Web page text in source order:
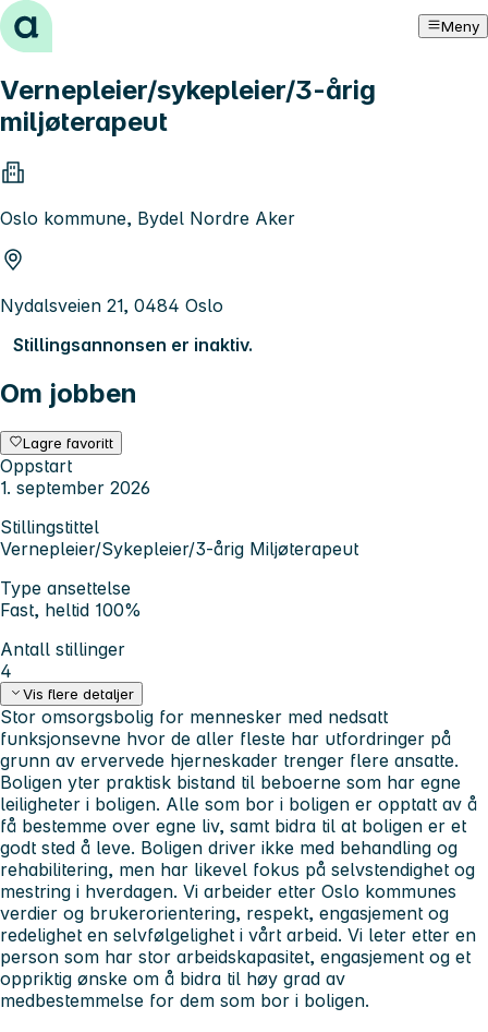
Hopp til innhold Meny
Vernepleier/sykepleier/3-årig
miljøterapeut
Oslo kommune, Bydel Nordre Aker
Nydalsveien 21, 0484 Oslo
Stillingsannonsen er inaktiv.
Om jobben
Lagre favoritt
Oppstart
1. september 2026
Stillingstittel
Vernepleier/Sykepleier/3-årig Miljøterapeut
Type ansettelse
Fast, heltid 100%
Antall stillinger
4
Vis flere detaljer
Stor omsorgsbolig for mennesker med nedsatt
funksjonsevne hvor de aller fleste har utfordringer på
grunn av ervervede hjerneskader trenger flere ansatte.
Boligen yter praktisk bistand til beboerne som har egne
leiligheter i boligen. Alle som bor i boligen er opptatt av å
få bestemme over egne liv, samt bidra til at boligen er et
godt sted å leve. Boligen driver ikke med behandling og
rehabilitering, men har likevel fokus på selvstendighet og
mestring i hverdagen. Vi arbeider etter Oslo kommunes
verdier og brukerorientering, respekt, engasjement og
redelighet en selvfølgelighet i vårt arbeid. Vi leter etter en
person som har stor arbeidskapasitet, engasjement og et
oppriktig ønske om å bidra til høy grad av
medbestemmelse for dem som bor i boligen.